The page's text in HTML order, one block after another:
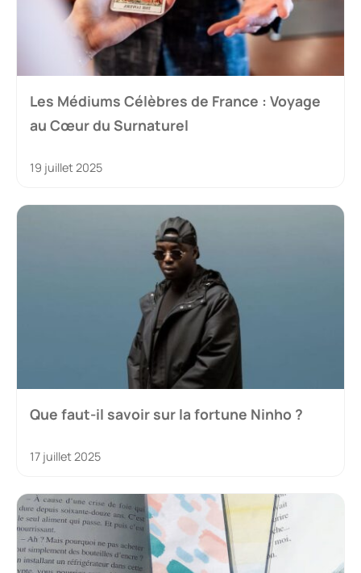
Les Médiums Célèbres de France : Voyage
au Cœur du Surnaturel
19 juillet 2025
Que faut-il savoir sur la fortune Ninho ?
17 juillet 2025